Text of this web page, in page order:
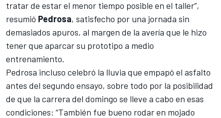
tratar de estar el menor tiempo posible en el taller”,
resumió Pedrosa, satisfecho por una jornada sin
demasiados apuros, al margen de la avería que le hizo
tener que aparcar su prototipo a medio
entrenamiento.
Pedrosa incluso celebró la lluvia que empapó el asfalto
antes del segundo ensayo, sobre todo por la posibilidad
de que la carrera del domingo se lleve a cabo en esas
condiciones: “También fue bueno rodar en mojado